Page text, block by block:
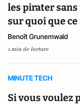
les pirater sans
sur quoi que
Benoît Grunemwald
1 min de lecture
MINUTE TECH
Si vous voulez